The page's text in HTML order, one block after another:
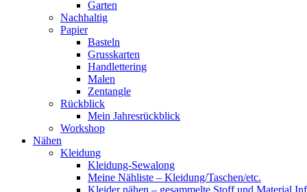
Garten
Nachhaltig
Papier
Basteln
Grusskarten
Handlettering
Malen
Zentangle
Rückblick
Mein Jahresrückblick
Workshop
Nähen
Kleidung
Kleidung-Sewalong
Meine Nähliste – Kleidung/Taschen/etc.
Kleider nähen – gesammelte Stoff und Material